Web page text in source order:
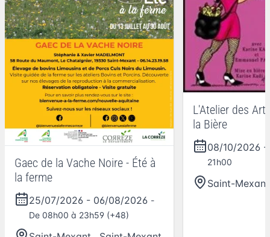
Gaec de la Vache Noire - Été à
la ferme
25/07/2026 - 06/08/2026 -
De 08h00 à 23h59 (+48)
L'Atelier des
la Bière
08/10/2026 -
21h00
Saint-Mexant